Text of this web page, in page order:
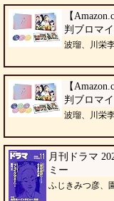
【
判ブロマ
波瑠、川栄
【
判ブロマ
波瑠、川栄
月刊ドラマ
ミー
ふじきみつ彦、